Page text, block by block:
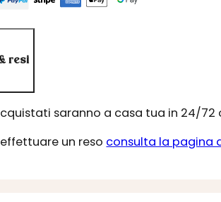
resi
saranno a casa tua in 24/72
un reso consulta la pagina